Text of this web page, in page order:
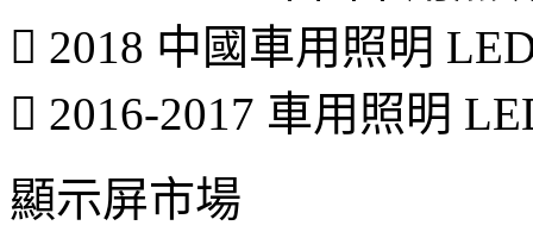
 2018 中國車用照明
 2016-2017 車用照明
顯示屏市場